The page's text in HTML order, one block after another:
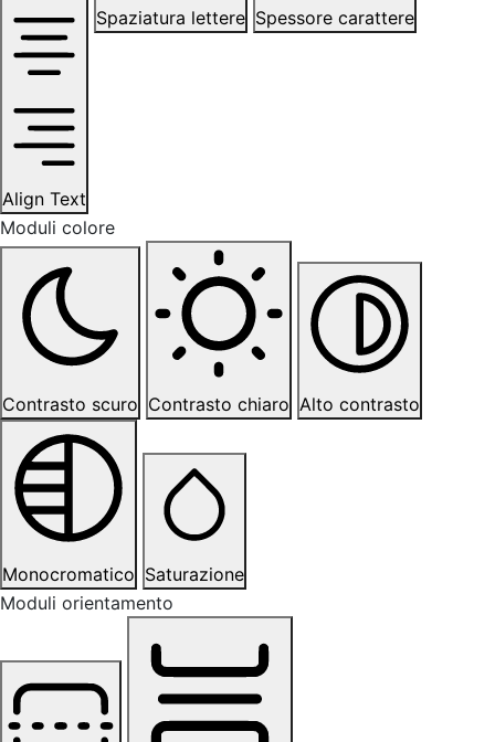
Align Text
Spaziatura lettere Spessore carattere
Moduli colore
Contrasto scuro Contrasto chiaro Alto contrasto
Monocromatico Saturazione
Moduli orientamento